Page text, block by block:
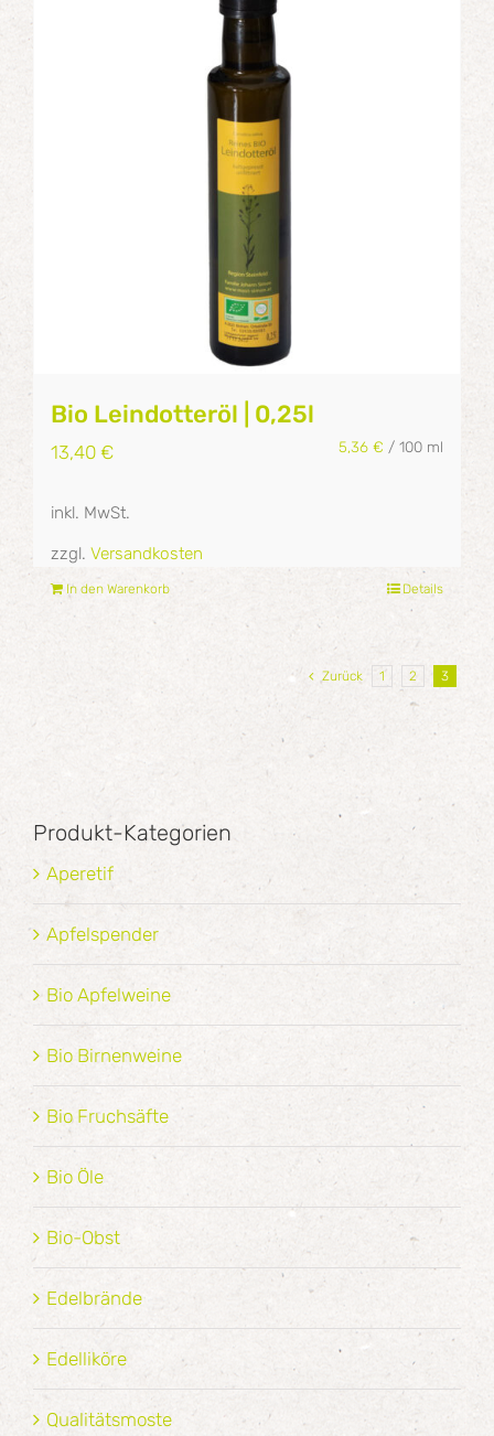
Bio Leindotteröl | 0,25l
13,40 € 5,36€ /100 ml
inkl. MwSt.
zzgl. Versandkosten
In den Warenkorb Details
Zurück 1 2 3
Produkt-Kategorien
Aperetif
Apfelspender
Bio Apfelweine
Bio Birnenweine
Bio Fruchsäfte
Bio Öle
Bio-Obst
Edelbrände
Edelliköre
Qualitätsmoste